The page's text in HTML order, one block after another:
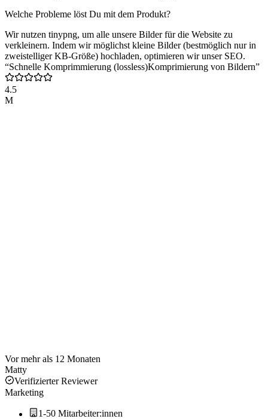
Welche Probleme löst Du mit dem Produkt?
Wir nutzen tinypng, um alle unsere Bilder für die Website zu
verkleinern. Indem wir möglichst kleine Bilder (bestmöglich nur in
zweistelliger KB-Größe) hochladen, optimieren wir unser SEO.
“Schnelle Komprimmierung (lossless)Komprimierung von Bildern”
4.5
M
Vor mehr als 12 Monaten
Matty
Verifizierter Reviewer
Marketing
1-50 Mitarbeiter:innen